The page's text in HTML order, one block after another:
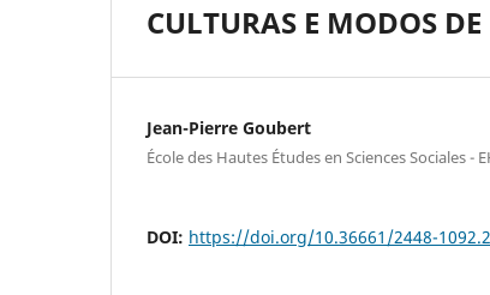
CULTURAS E MODOS
Jean-Pierre Goubert
École des Hautes Études en Sciences Sociales -
DOI: https://doi.org/10.36661/2448-